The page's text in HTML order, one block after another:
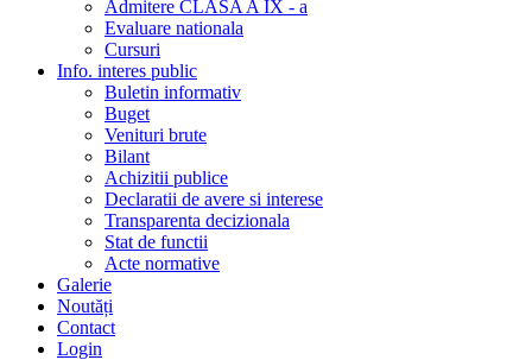
Admitere CLASA A IX - a
Evaluare nationala
Cursuri
Info. interes public
Buletin informativ
Buget
Venituri brute
Bilant
Achizitii publice
Declaratii de avere si interese
Transparenta decizionala
Stat de functii
Acte normative
Galerie
Noutăți
Contact
Login